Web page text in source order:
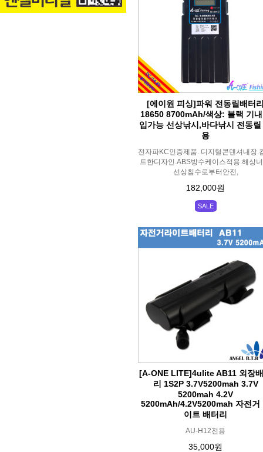
[에이원 피싱]파워 전동릴배터
18650 8700mAh/색상: 블랙 기
입가능 선상낚시,바다낚시 전동릴
용
전자파KC인증제품. 디지털콘덴셔내장.
트한디자인.ABS방수케이스적용.해상
선상침수로부터안전,
182,000원
SALE
[A-ONE LITE]4ulite AB11 외장
리 1S2P 3.7V5200mah 3.7V
5200mah 4.2V
5200mAh/4.2V5200mah 자전거
이트 배터리
AU-H12전용
35,000원